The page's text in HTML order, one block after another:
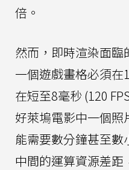
倍。
然而，即時渲染面臨
一個遊戲畫格必須在
在短至8毫秒 (120
好萊塢電影中一個照
能需要數分鐘甚至
中間的運算資源差